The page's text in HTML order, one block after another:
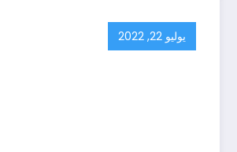
يوليو 22, 2022